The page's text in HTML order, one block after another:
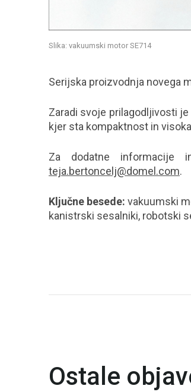
Slika: vakuumski motor SE714
Serijska proizvodnja novega
Zaradi svoje prilagodljivosti
kjer sta kompaktnost in
Za dodatne informacije
teja.bertoncelj@domel.com.
Ključne besede: vakuumski
kanistrski sesalniki, robotski
Ostale